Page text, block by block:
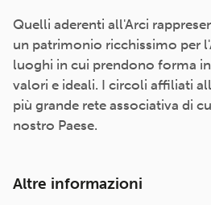
Quelli aderenti all'Arci
un patrimonio ricchissimo per
luoghi in cui prendono forma
valori e ideali. I circoli affiliati
più grande rete associativa di
nostro Paese.
Altre informazioni